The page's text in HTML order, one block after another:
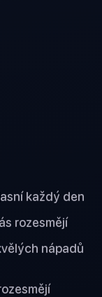
každý den
rozesmějí
nápadů